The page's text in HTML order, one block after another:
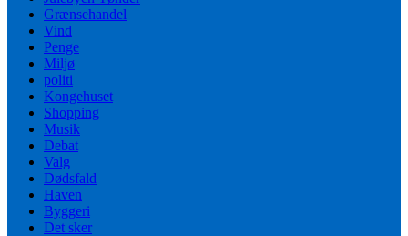
Grænsehandel
Vind
Penge
Miljø
politi
Kongehuset
Shopping
Musik
Debat
Valg
Dødsfald
Haven
Byggeri
Det sker